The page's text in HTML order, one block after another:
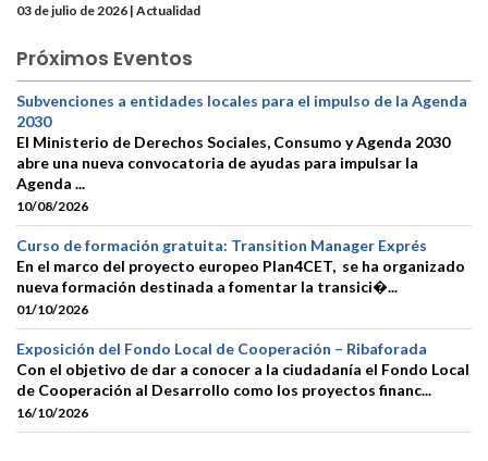
03 de julio de 2026 | Actualidad
Próximos Eventos
Subvenciones a entidades locales para el impulso de la Agenda
2030
El Ministerio de Derechos Sociales, Consumo y Agenda 2030
abre una nueva convocatoria de ayudas para impulsar la
Agenda ...
10/08/2026
Curso de formación gratuita: Transition Manager Exprés
En el marco del proyecto europeo Plan4CET, se ha organizado
nueva formación destinada a fomentar la transici�...
01/10/2026
Exposición del Fondo Local de Cooperación – Ribaforada
Con el objetivo de dar a conocer a la ciudadanía el Fondo Local
de Cooperación al Desarrollo como los proyectos financ...
16/10/2026